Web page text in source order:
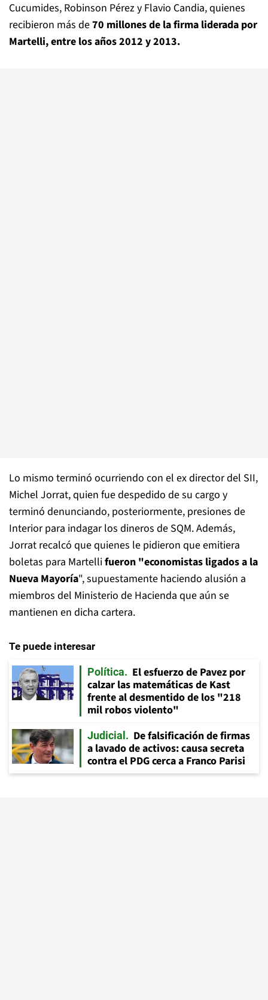
Cucumides, Robinson Pérez y Flavio Candia, quienes
recibieron más de70 millones de la firma liderada por
Martelli, entre los años 2012 y 2013.
Lo mismo terminó ocurriendo con el ex director del SII,
Michel Jorrat, quien fue despedido de su cargo y
terminó denunciando, posteriormente, presiones de
Interior para indagar los dineros de SQM. Además,
Jorrat recalcó que quienes le pidieron que emitiera
boletas para Martellifueron "economistas ligados a la
Nueva Mayoría", supuestamente haciendo alusión a
miembros del Ministerio de Hacienda que aún se
mantienen en dicha cartera.
Te puede interesar
Política
El esfuerzo de Pavez por
calzar las matemáticas de Kast
frente al desmentido de los "218
mil robos violento"
Judicial
De falsificación de firmas
a lavado de activos: causa secreta
contra el PDG cerca a Franco Parisi